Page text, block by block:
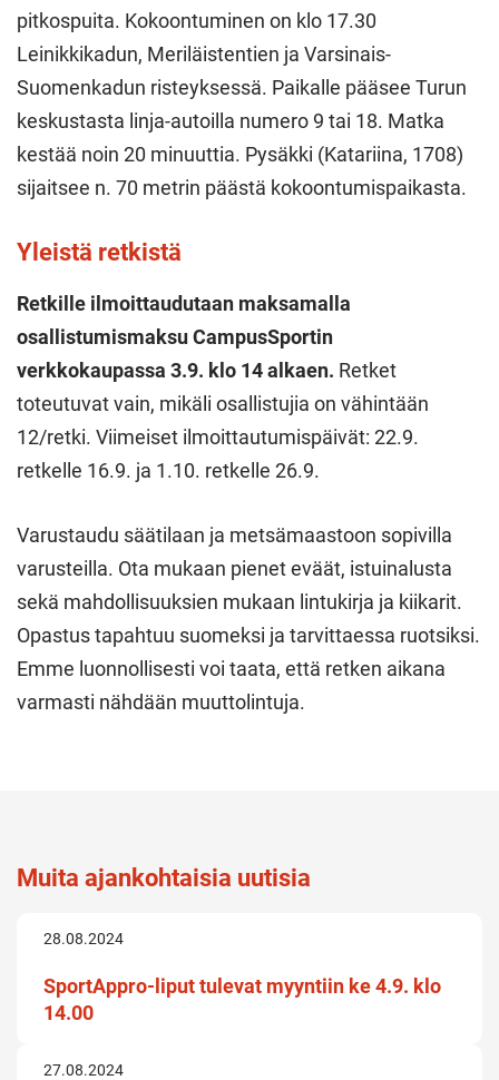
pitkospuita. Kokoontuminen on klo 17.30
Leinikkikadun, Meriläistentien ja Varsinais-
Suomenkadun risteyksessä. Paikalle pääsee Turun
keskustasta linja-autoilla numero 9 tai 18. Matka
kestää noin 20 minuuttia. Pysäkki (Katariina, 1708)
sijaitsee n. 70 metrin päästä kokoontumispaikasta.
Yleistä retkistä
Retkille ilmoittaudutaan maksamalla
osallistumismaksu CampusSportin
verkkokaupassa 3.9. klo 14 alkaen. Retket
toteutuvat vain, mikäli osallistujia on vähintään
12/retki. Viimeiset ilmoittautumispäivät: 22.9.
retkelle 16.9. ja 1.10. retkelle 26.9.
Varustaudu säätilaan ja metsämaastoon sopivilla
varusteilla. Ota mukaan pienet eväät, istuinalusta
sekä mahdollisuuksien mukaan lintukirja ja kiikarit.
Opastus tapahtuu suomeksi ja tarvittaessa ruotsiksi.
Emme luonnollisesti voi taata, että retken aikana
varmasti nähdään muuttolintuja.
Muita ajankohtaisia uutisia
28.08.2024
SportAppro-liput tulevat myyntiin ke 4.9. klo
14.00
27.08.2024